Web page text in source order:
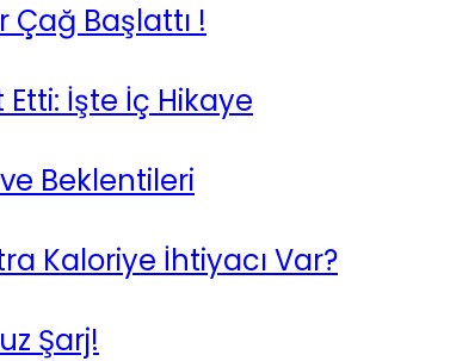
Başlattı !
İşte İç Hikaye
Beklentileri
Kaloriye İhtiyacı Var?
Şarj!